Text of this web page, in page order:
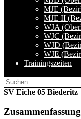
MJE
MJE II
WJA
WJC
WJD
WJE
Trainingszeiten
Suchen
nach:
SV Eiche 05 Biederitz
Zusammenfassung